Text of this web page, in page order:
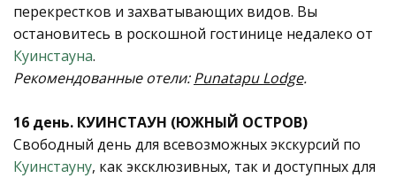
перекрестков и захватывающих видов. Вы
остановитесь в роскошной гостинице недалеко от
Куинстауна.
Рекомендованные отели:Punatapu Lodge.
16 день. КУИНСТАУН (ЮЖНЫЙ ОСТРОВ)
Свободный день для всевозможных экскурсий по
Куинстауну, как эксклюзивных, так и доступных для